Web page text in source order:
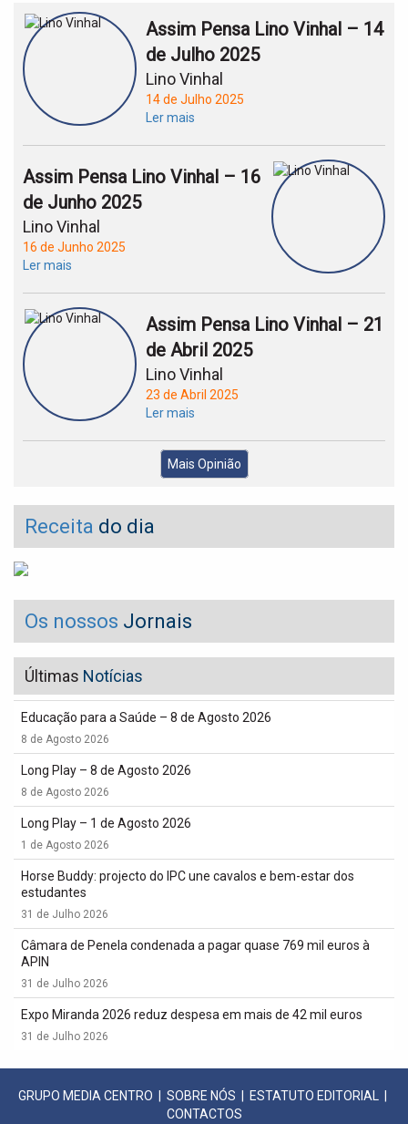
Assim Pensa Lino Vinhal – 14
de Julho 2025
Lino Vinhal
14 de Julho 2025
Ler mais
Assim Pensa Lino Vinhal – 16
de Junho 2025
Lino Vinhal
16 de Junho 2025
Ler mais
Assim Pensa Lino Vinhal – 21
de Abril 2025
Lino Vinhal
23 de Abril 2025
Ler mais
Mais Opinião
Receita do dia
Os nossos Jornais
Últimas Notícias
Educação para a Saúde – 8 de Agosto 2026
8 de Agosto 2026
Long Play – 8 de Agosto 2026
8 de Agosto 2026
Long Play – 1 de Agosto 2026
1 de Agosto 2026
Horse Buddy: projecto do IPC une cavalos e bem-estar dos
estudantes
31 de Julho 2026
Câmara de Penela condenada a pagar quase 769 mil euros à
APIN
31 de Julho 2026
Expo Miranda 2026 reduz despesa em mais de 42 mil euros
31 de Julho 2026
GRUPO MEDIA CENTRO SOBRE NÓS ESTATUTO EDITORIAL
CONTACTOS